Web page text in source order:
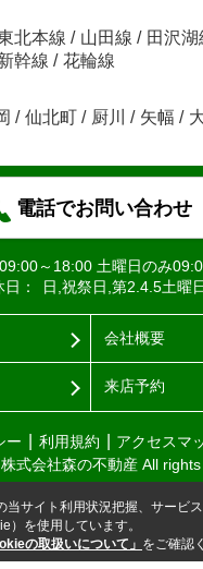
北本線 / 山田線 / 田沢湖
幹線 / 花輪線
/ 仙北町 / 厨川 / 矢幅 /
電話でお問い合わせ
09:00～18:00 土曜日のみ
：
日,祝祭日,第2.4.5土曜
会社概要
来店予約
ー 利用規約 アクセスマ
式会社森の不動産 All
当サイト利用状況把握、サービ
）を使用しています。
の取扱いについて」 をご確認